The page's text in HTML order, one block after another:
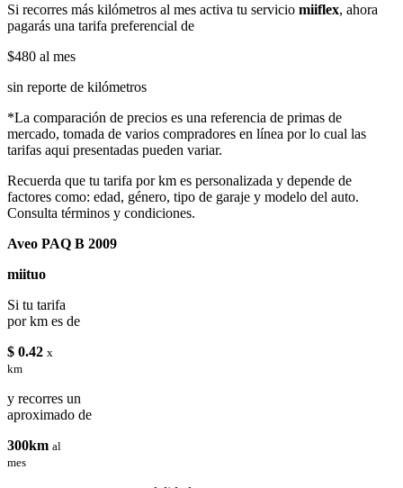
Si recorres más kilómetros al mes activa tu servicio miiflex, ahora
pagarás una tarifa preferencial de
$480 al mes
sin reporte de kilómetros
*La comparación de precios es una referencia de primas de
mercado, tomada de varios compradores en línea por lo cual las
tarifas aqui presentadas pueden variar.
Recuerda que tu tarifa por km es personalizada y depende de
factores como: edad, género, tipo de garaje y modelo del auto.
Consulta términos y condiciones.
Aveo PAQ B 2009
miituo
Si tu tarifa
por km es de
$ 0.42 x
km
y recorres un
aproximado de
300km al
mes